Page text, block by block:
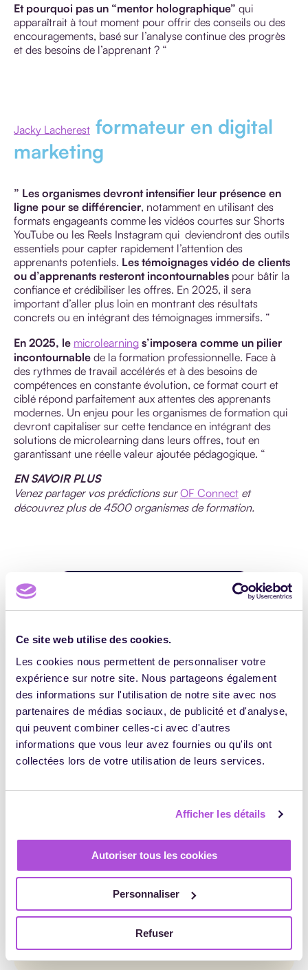
Ce site web utilise des cookies.
Les cookies nous permettent de personnaliser votre
expérience sur notre site. Nous partageons également
des informations sur l'utilisation de notre site avec nos
partenaires de médias sociaux, de publicité et d'analyse,
qui peuvent combiner celles-ci avec d'autres
informations que vous leur avez fournies ou qu'ils ont
collectées lors de votre utilisation de leurs services.
Afficher les détails
Autoriser tous les cookies
Personnaliser
Refuser
Et pourquoi pas un “mentor holographique” qui
apparaîtrait à tout moment pour offrir des conseils ou des
encouragements, basé sur l’analyse continue des progrès
et des besoins de l’apprenant ? “
Jacky Lacherest formateur en digital
marketing
” Les organismes devront intensifier leur présence en
ligne pour se différencier, notamment en utilisant des
formats engageants comme les vidéos courtes sur Shorts
YouTube ou les Reels Instagram qui deviendront des outils
essentiels pour capter rapidement l’attention des
apprenants potentiels. Les témoignages vidéo de clients
ou d’apprenants resteront incontournables pour bâtir la
confiance et crédibiliser les offres. En 2025, il sera
important d’aller plus loin en montrant des résultats
concrets ou en intégrant des témoignages immersifs. “
En 2025, le microlearning s’imposera comme un pilier
incontournable de la formation professionnelle. Face à
des rythmes de travail accélérés et à des besoins de
compétences en constante évolution, ce format court et
ciblé répond parfaitement aux attentes des apprenants
modernes. Un enjeu pour les organismes de formation qui
devront capitaliser sur cette tendance en intégrant des
solutions de microlearning dans leurs offres, tout en
garantissant une réelle valeur ajoutée pédagogique. “
EN SAVOIR PLUS
Venez partager vos prédictions surOF Connect et
découvrez plus de 4500 organismes de formation.
Pascale Lagahe
Community Builder pour Digiformag, je
donne la parole et met en lumière les
makers de la formation professionnelle !
2 commentaires publiés
Formation
Merci pour votre éclairage sur ce sujet.